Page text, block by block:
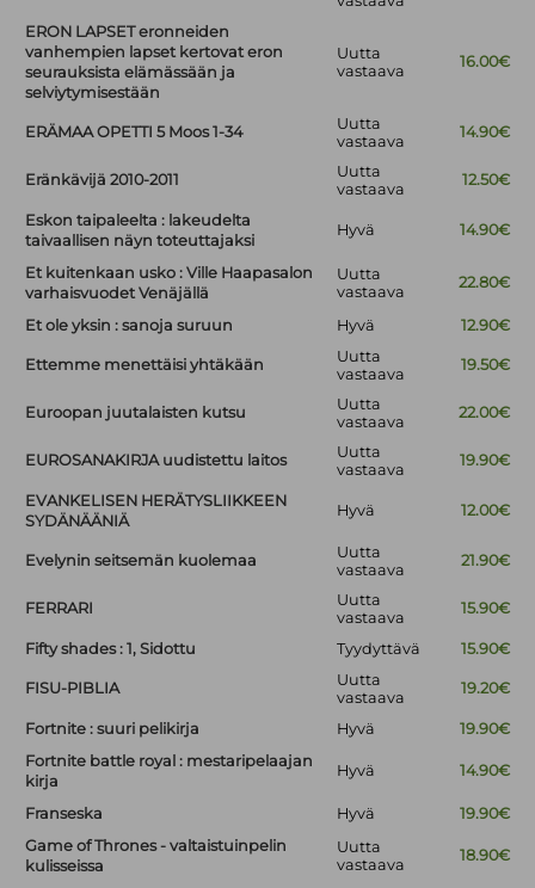
ERON LAPSET eronneiden
vanhempien lapset kertovat eron
seurauksista elämässään ja
selviytymisestään
Uutta
vastaava
16.00€
ERÄMAA OPETTI 5 Moos 1-34
Uutta
vastaava
14.90€
Eränkävijä 2010-2011
Uutta
vastaava
12.50€
Eskon taipaleelta : lakeudelta
taivaallisen näyn toteuttajaksi
Hyvä 14.90€
Et kuitenkaan usko : Ville Haapasalon
varhaisvuodet Venäjällä
Uutta
vastaava
22.80€
Et ole yksin : sanoja suruun Hyvä 12.90€
Ettemme menettäisi yhtäkään
Uutta
vastaava
19.50€
Euroopan juutalaisten kutsu
Uutta
vastaava
22.00€
EUROSANAKIRJA uudistettu laitos
Uutta
vastaava
19.90€
EVANKELISEN HERÄTYSLIIKKEEN
SYDÄNÄÄNIÄ
Hyvä 12.00€
Evelynin seitsemän kuolemaa
Uutta
vastaava
21.90€
FERRARI
Uutta
vastaava
15.90€
Fifty shades : 1, Sidottu Tyydyttävä 15.90€
FISU-PIBLIA
Uutta
vastaava
19.20€
Fortnite : suuri pelikirja Hyvä
19.90€
Fortnite battle royal : mestaripelaajan
kirja
Hyvä 14.90€
Franseska Hyvä
19.90€
Game of Thrones - valtaistuinpelin
kulisseissa
Uutta
vastaava
18.90€